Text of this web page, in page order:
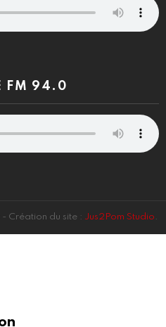
FM 94.0
Création du site : Jus2Pom Studio .